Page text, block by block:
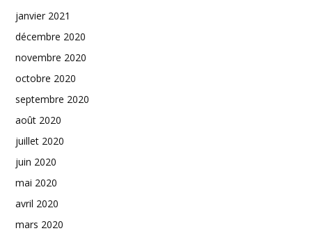
janvier 2021
décembre 2020
novembre 2020
octobre 2020
septembre 2020
août 2020
juillet 2020
juin 2020
mai 2020
avril 2020
mars 2020